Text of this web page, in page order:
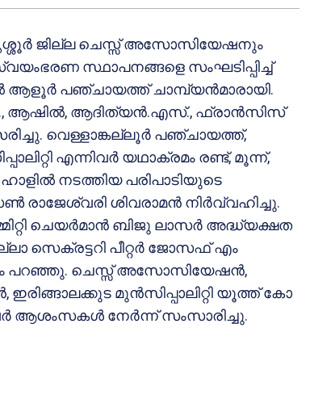
ജില്ല ചെസ്സ് അസോസിയേഷനും
സ്ഥാപനങ്ങളെ സംഘടിപ്പിച്ച്
ആളൂര്‍ പഞ്ചായത്ത് ചാമ്പ്യന്‍മാരായി.
ആഷില്‍, ആദിത്യന്‍.എസ്., ഫ്രാന്‍സിസ്
വെള്ളാങ്കല്ലൂര്‍ പഞ്ചായത്ത്,
എന്നിവര്‍ യഥാക്രമം രണ്ട്, മൂന്ന്,
നടത്തിയ പരിപാടിയുടെ
ശിവരാമന്‍ നിര്‍വ്വഹിച്ചു.
ചെയര്‍മാന്‍ ബിജു ലാസര്‍ അദ്ധ്യക്ഷത
സെക്രട്ടറി പീറ്റര്‍ ജോസഫ് എം
പറഞ്ഞു. ചെസ്സ് അസോസിയേഷന്‍,
മുന്‍സിപ്പാലിറ്റി യൂത്ത് കോ
ആശംസകള്‍ നേര്‍ന്ന് സംസാരിച്ചു.